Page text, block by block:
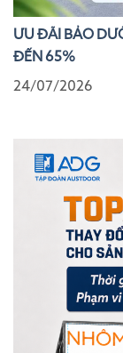
ƯU ĐÃI BẢO
ĐẾN 65%
24/07/2026